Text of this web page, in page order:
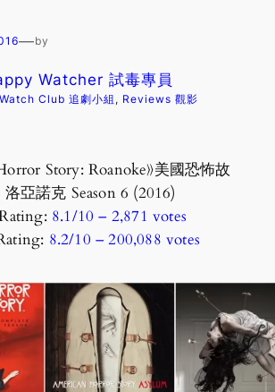
—by
Watcher 試毒專員
Club 追劇小組 , Reviews 觀影
Story: Roanoke》美國恐怖故
亞諾克 Season 6 (2016)
8.1/10 – ‎2,871 votes
8.2/10 – ‎200,088 votes